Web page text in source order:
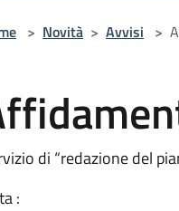
> Novità > Avvisi >
di “redazione del
: